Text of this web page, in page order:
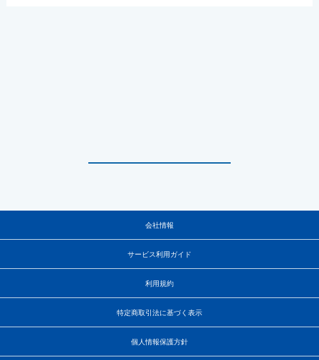
会社情報
サービス利用ガイド
利用規約
特定商取引法に基づく表示
個人情報保護方針